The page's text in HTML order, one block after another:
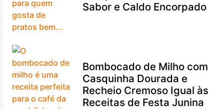
Sabor e Caldo Encorpado
Bombocado de Milho com
Casquinha Dourada e
Recheio Cremoso Igual às
Receitas de Festa Junina